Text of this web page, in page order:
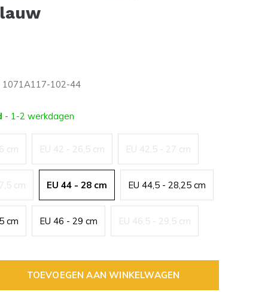
1071A117-102-44
- 1-2 werkdagen
cm EU 42 - 26,5 cm EU 42,5 - 27 cm
cm EU 44 - 28 cm EU 44,5 - 28,25 cm
cm EU 46 - 29 cm EU 46,5 - 29,5 cm
TOEVOEGEN AAN WINKELWAGEN